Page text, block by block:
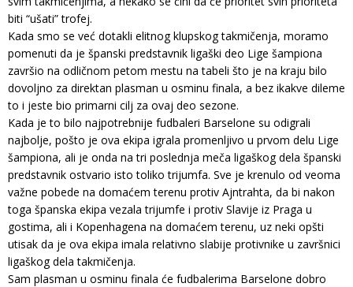
biti “ušati” trofej.
Kada smo se već dotakli elitnog klupskog takmičenja, moramo
pomenuti da je španski predstavnik ligaški deo Lige šampiona
završio na odličnom petom mestu na tabeli što je na kraju bilo
dovoljno za direktan plasman u osminu finala, a bez ikakve dileme
to i jeste bio primarni cilj za ovaj deo sezone.
Kada je to bilo najpotrebnije fudbaleri Barselone su odigrali
najbolje, pošto je ova ekipa igrala promenljivo u prvom delu Lige
šampiona, ali je onda na tri poslednja meča ligaškog dela španski
predstavnik ostvario isto toliko trijumfa. Sve je krenulo od veoma
važne pobede na domaćem terenu protiv Ajntrahta, da bi nakon
toga španska ekipa vezala trijumfe i protiv Slavije iz Praga u
gostima, ali i Kopenhagena na domaćem terenu, uz neki opšti
utisak da je ova ekipa imala relativno slabije protivnike u završnici
ligaškog dela takmičenja.
Sam plasman u osminu finala će fudbalerima Barselone dobro